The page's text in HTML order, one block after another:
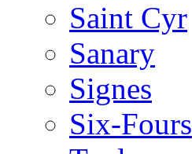
Saint Cyr
Sanary
Signes
Six-Fours